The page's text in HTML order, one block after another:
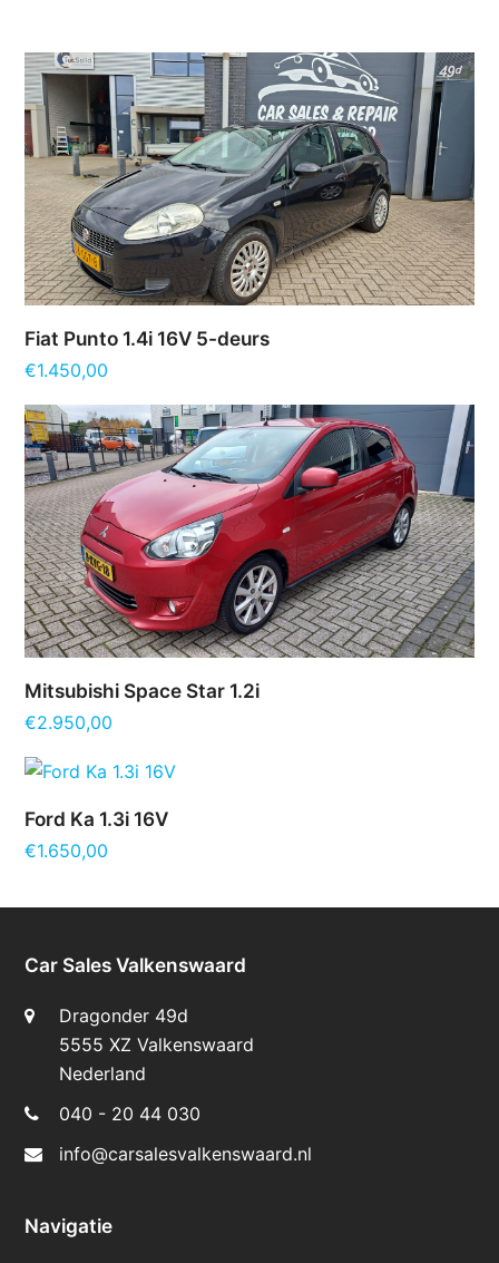
Fiat Punto 1.4i 16V 5-deurs
€1.450,00
Mitsubishi Space Star 1.2i
€2.950,00
Ford Ka 1.3i 16V
€1.650,00
Car Sales Valkenswaard
Dragonder 49d
5555 XZ Valkenswaard
Nederland
040 - 20 44 030
info@carsalesvalkenswaard.nl
Navigatie